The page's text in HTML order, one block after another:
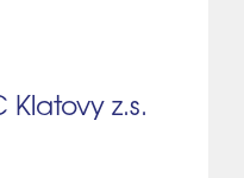
z.s.